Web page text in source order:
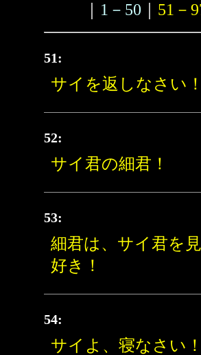
1－50 51－
51:
サイを返しなさい！
52:
サイ君の細君！
53:
細君は、サイ君を
好き！
54:
サイよ、寝なさい！